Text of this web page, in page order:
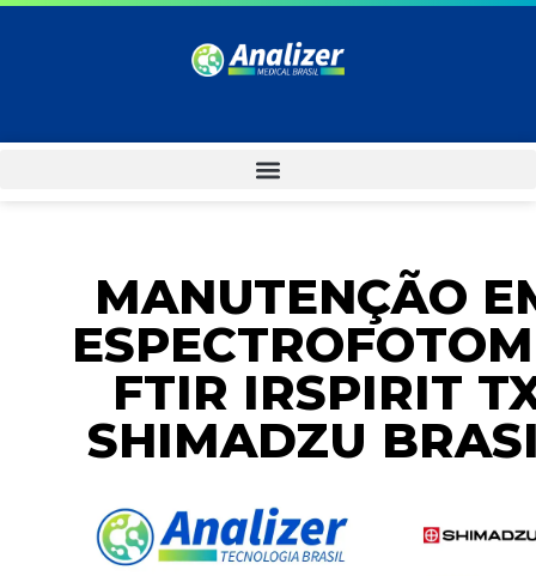
MANUTENÇÃO
FTIR IRSPIRIT
SHIMADZU